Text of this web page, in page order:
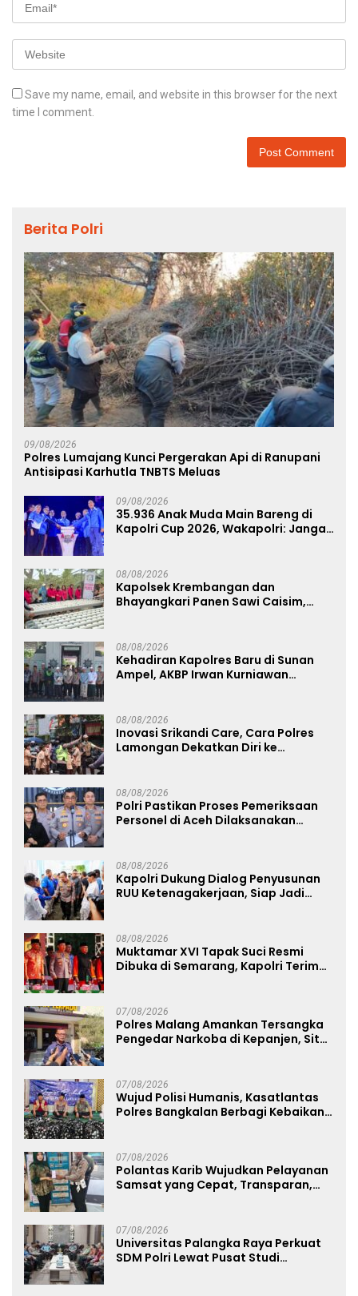
Save my name, email, and website in this browser for the next
time I comment.
Berita Polri
09/08/2026
Polres Lumajang Kunci Pergerakan Api di Ranupani
Antisipasi Karhutla TNBTS Meluas
09/08/2026
35.936 Anak Muda Main Bareng di
Kapolri Cup 2026, Wakapolri: Jangan
08/08/2026
Kapolsek Krembangan dan
Bhayangkari Panen Sawi Caisim,
08/08/2026
Kehadiran Kapolres Baru di Sunan
Ampel, AKBP Irwan Kurniawan
08/08/2026
Inovasi Srikandi Care, Cara Polres
Lamongan Dekatkan Diri ke
08/08/2026
Polri Pastikan Proses Pemeriksaan
Personel di Aceh Dilaksanakan
08/08/2026
Kapolri Dukung Dialog Penyusunan
RUU Ketenagakerjaan, Siap Jadi
08/08/2026
Muktamar XVI Tapak Suci Resmi
Dibuka di Semarang, Kapolri Terima
07/08/2026
Polres Malang Amankan Tersangka
Pengedar Narkoba di Kepanjen, Sita
07/08/2026
Wujud Polisi Humanis, Kasatlantas
Polres Bangkalan Berbagi Kebaikan
07/08/2026
Polantas Karib Wujudkan Pelayanan
Samsat yang Cepat, Transparan,
07/08/2026
Universitas Palangka Raya Perkuat
SDM Polri Lewat Pusat Studi